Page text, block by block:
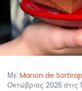
Με Manon de
Οκτώβριος 2025 στις